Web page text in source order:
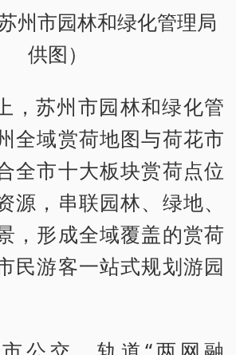
州市园林和绿化管理局
供图）
，苏州市园林和绿化管
全域赏荷地图与荷花市
全市十大板块赏荷点位
源，串联园林、绿地、
，形成全域覆盖的赏荷
民游客一站式规划游园